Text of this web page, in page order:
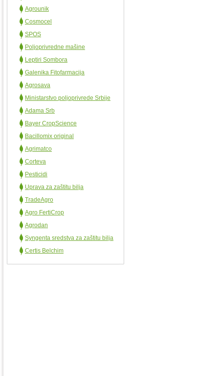
Agrounik
Cosmocel
SPOS
Poljoprivredne mašine
Leptiri Sombora
Galenika Fitofarmacija
Agrosava
Ministarstvo poljoprivrede Srbije
Adama Srb
Bayer CropScience
Bacillomix original
Agrimatco
Corteva
Pesticidi
Uprava za zaštitu bilja
TradeAgro
Agro FertiCrop
Agrodan
Syngenta sredstva za zaštitu bilja
Certis Belchim